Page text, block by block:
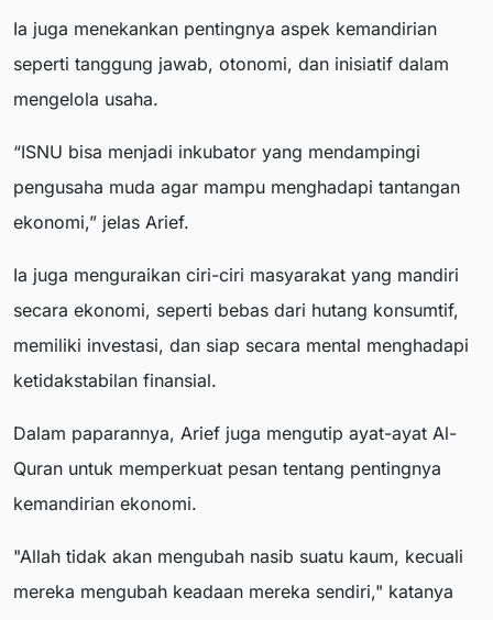
Ia juga menekankan pentingnya aspek kemandirian
seperti tanggung jawab, otonomi, dan inisiatif dalam
mengelola usaha.
“ISNU bisa menjadi inkubator yang mendampingi
pengusaha muda agar mampu menghadapi tantangan
ekonomi,” jelas Arief.
Ia juga menguraikan ciri-ciri masyarakat yang mandiri
secara ekonomi, seperti bebas dari hutang konsumtif,
memiliki investasi, dan siap secara mental menghadapi
ketidakstabilan finansial.
Dalam paparannya, Arief juga mengutip ayat-ayat Al-
Quran untuk memperkuat pesan tentang pentingnya
kemandirian ekonomi.
"Allah tidak akan mengubah nasib suatu kaum, kecuali
mereka mengubah keadaan mereka sendiri," katanya